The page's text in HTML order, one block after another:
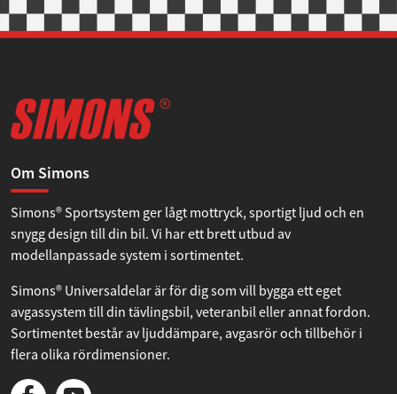
Om Simons
Simons® Sportsystem ger lågt mottryck, sportigt ljud och en
snygg design till din bil. Vi har ett brett utbud av
modellanpassade system i sortimentet.
Simons® Universaldelar är för dig som vill bygga ett eget
avgassystem till din tävlingsbil, veteranbil eller annat fordon.
Sortimentet består av ljuddämpare, avgasrör och tillbehör i
flera olika rördimensioner.